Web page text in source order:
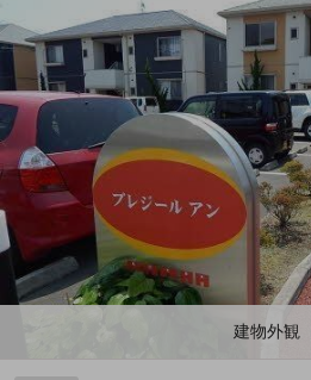
建物外観